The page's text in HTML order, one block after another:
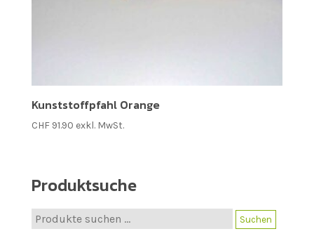
Kunststoffpfahl Orange
CHF91.90 exkl. MwSt.
Produktsuche
Suche
nach:
Suchen